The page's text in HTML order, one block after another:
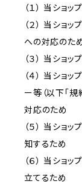
（１） 当ショ
（２） 当ショ
への対応のた
（３） 当ショ
（４） 当ショ
ー等（以下「
対応のため
（５） 当ショ
知するため
（６） 当ショ
立てるため